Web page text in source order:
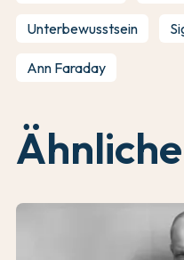
Unterbewusstsein
Ann Faraday